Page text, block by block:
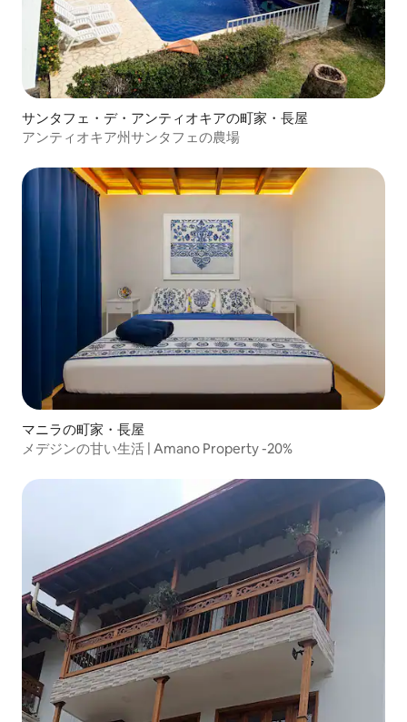
サンタフェ・デ・アンティオキアの町家・長屋
アンティオキア州サンタフェの農場
マニラの町家・長屋
メデジンの甘い生活 | Amano Property -20%